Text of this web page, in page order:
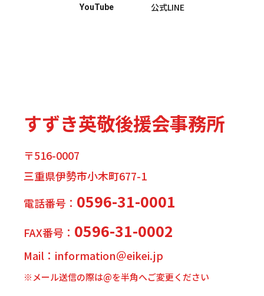
YouTube 公式LINE
すずき英敬後援会事務所
〒516-0007
三重県伊勢市小木町677-1
電話番号： 0596-31-0001
FAX番号： 0596-31-0002
Mail：information＠eikei.jp
※メール送信の際は@を半角へご変更ください